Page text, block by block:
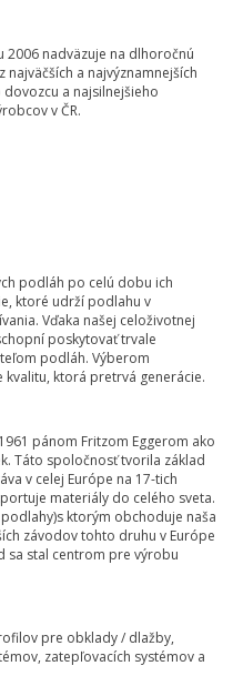
2006 nadväzuje na dlhoročnú
najväčších a najvýznamnejších
a najsilnejšieho
v ČR.
podláh po celú dobu ich
ktoré udrží podlahu v
Vďaka našej celoživotnej
poskytovať trvale
podláh. Výberom
kvalitu, ktorá pretrvá generácie.
pánom Fritzom Eggerom ako
Táto spoločnosť tvorila základ
v celej Európe na 17-tich
materiály do celého sveta.
ktorým obchoduje naša
závodov tohto druhu v Európe
sa stal centrom pre výrobu
pre obklady / dlažby,
zatepľovacích systémov a